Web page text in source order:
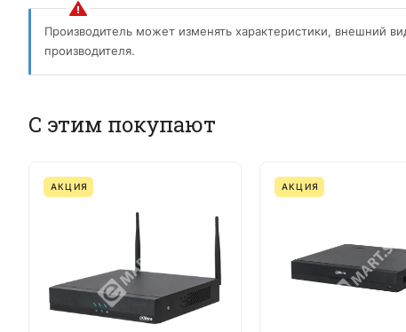
Производитель может изменять характеристики, внешний
производителя.
С этим покупают
АКЦИЯ АКЦИЯ